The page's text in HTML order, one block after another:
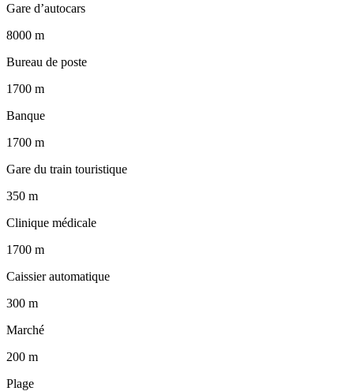
Gare d’autocars
8000 m
Bureau de poste
1700 m
Banque
1700 m
Gare du train touristique
350 m
Clinique médicale
1700 m
Caissier automatique
300 m
Marché
200 m
Plage